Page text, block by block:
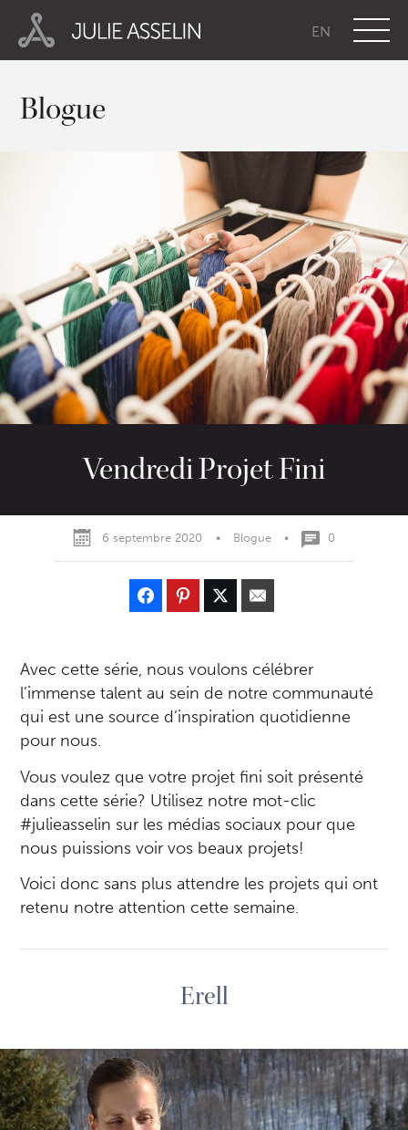
EN
Blogue
Vendredi Projet Fini
6 septembre 2020 • Blogue • 0
Avec cette série, nous voulons célébrer
l’immense talent au sein de notre communauté
qui est une source d’inspiration quotidienne
pour nous.
Vous voulez que votre projet fini soit présenté
dans cette série? Utilisez notre mot-clic
#julieasselin sur les médias sociaux pour que
nous puissions voir vos beaux projets!
Voici donc sans plus attendre les projets qui ont
retenu notre attention cette semaine.
Erell